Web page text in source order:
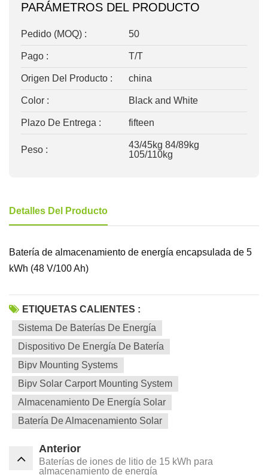
PARÁMETROS DEL PRODUCTO
Pedido (MOQ) : 50
Pago : T/T
Origen Del Producto : china
Color : Black and White
Plazo De Entrega : fifteen
Peso :
43/45kg 84/89kg
105/110kg
Detalles Del Producto
Batería de almacenamiento de energía encapsulada de 5
kWh (48 V/100 Ah)
ETIQUETAS CALIENTES :
Sistema De Baterías De Energía
Dispositivo De Energía De Batería
Bipv Mounting Systems
Bipv Solar Carport Mounting System
Almacenamiento De Energía Solar
Batería De Almacenamiento Solar
Anterior
Baterías de iones de litio de 15 kWh para
almacenamiento de energía